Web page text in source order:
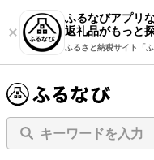
ふるなびアプリ
返礼品がもっと
ふるさと納税サイト「ふ
キーワードを入力